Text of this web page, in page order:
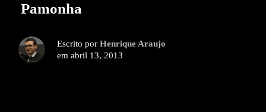
Pamonha
Escrito por Henrique Araujo
em abril 13, 2013